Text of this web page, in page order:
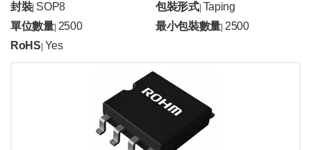
封裝| SOP8 包裝形式| Taping
單位數量| 2500 最小包裝數量 |2500
RoHS Yes